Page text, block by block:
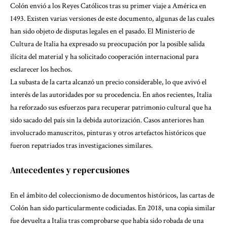
Colón envió a los Reyes Católicos tras su primer viaje a América en
1493. Existen varias versiones de este documento, algunas de las cuales
han sido objeto de disputas legales en el pasado. El Ministerio de
Cultura de Italia ha expresado su preocupación por la posible salida
ilícita del material y ha solicitado cooperación internacional para
esclarecer los hechos.
La subasta de la carta alcanzó un precio considerable, lo que avivó el
interés de las autoridades por su procedencia. En años recientes, Italia
ha reforzado sus esfuerzos para recuperar patrimonio cultural que ha
sido sacado del país sin la debida autorización. Casos anteriores han
involucrado manuscritos, pinturas y otros artefactos históricos que
fueron repatriados tras investigaciones similares.
Antecedentes y repercusiones
En el ámbito del coleccionismo de documentos históricos, las cartas de
Colón han sido particularmente codiciadas. En 2018, una copia similar
fue devuelta a Italia tras comprobarse que había sido robada de una